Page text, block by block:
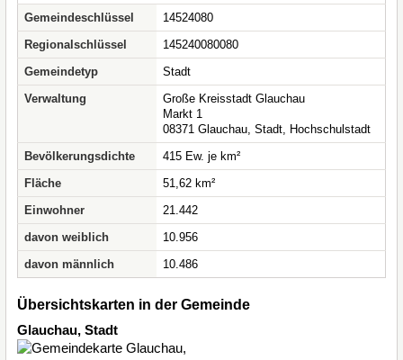
Gemeindeschlüssel
14524080
Regionalschlüssel
145240080080
Gemeindetyp
Stadt
Verwaltung
Große Kreisstadt Glauchau
Markt 1
08371 Glauchau, Stadt, Hochschulstadt
Bevölkerungsdichte
415 Ew. je km²
Fläche
51,62 km²
Einwohner
21.442
davon weiblich
10.956
davon männlich
10.486
Übersichtskarten in der Gemeinde
Glauchau, Stadt